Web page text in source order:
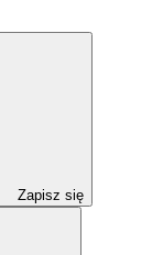
Zapisz się